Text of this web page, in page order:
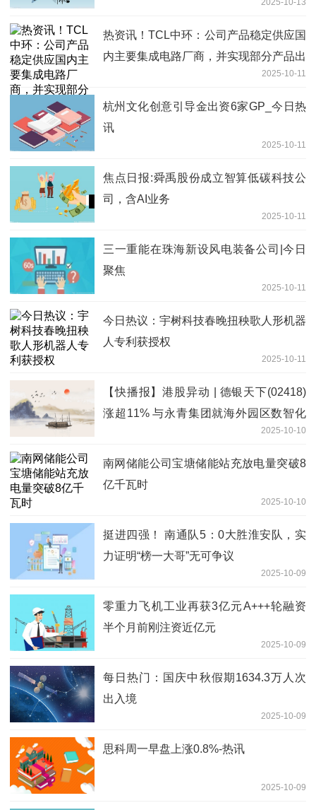
2025-10-13
热资讯！TCL中环：公司产品稳定供应国
内主要集成电路厂商，并实现部分产品出
2025-10-11
杭州文化创意引导金出资6家GP_今日热
讯
2025-10-11
焦点日报:舜禹股份成立智算低碳科技公
司，含AI业务
2025-10-11
三一重能在珠海新设风电装备公司|今日
聚焦
2025-10-11
今日热议：宇树科技春晚扭秧歌人形机器
人专利获授权
2025-10-11
【快播报】港股异动 | 德银天下(02418)
涨超11% 与永青集团就海外园区数智化
2025-10-10
南网储能公司宝塘储能站充放电量突破8
亿千瓦时
2025-10-10
挺进四强！ 南通队5：0大胜淮安队，实
力证明“榜一大哥”无可争议
2025-10-09
零重力飞机工业再获3亿元A+++轮融资
半个月前刚注资近亿元
2025-10-09
每日热门：国庆中秋假期1634.3万人次
出入境
2025-10-09
思科周一早盘上涨0.8%-热讯
2025-10-09